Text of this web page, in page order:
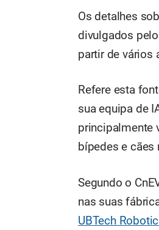
Os detalhes
divulgados
partir de vários
Refere esta
sua equipa de
principalmente
bípedes e
Segundo o
nas suas
UBTech